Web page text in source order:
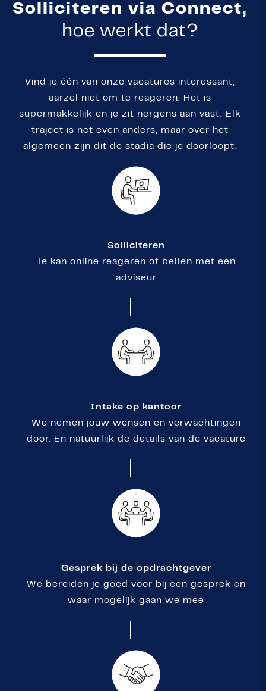
Solliciteren via Connect,
hoe werkt dat?
Vind je één van onze vacatures interessant,
aarzel niet om te reageren. Het is
supermakkelijk en je zit nergens aan vast. Elk
traject is net even anders, maar over het
algemeen zijn dit de stadia die je doorloopt.
Solliciteren
Je kan online reageren of bellen met een
adviseur
Intake op kantoor
We nemen jouw wensen en verwachtingen
door. En natuurlijk de details van de vacature
Gesprek bij de opdrachtgever
We bereiden je goed voor bij een gesprek en
waar mogelijk gaan we mee